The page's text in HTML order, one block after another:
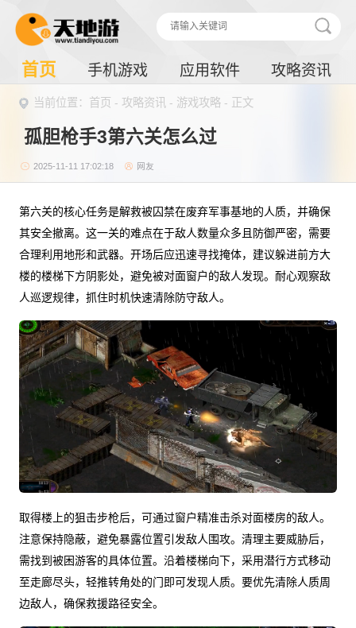
首页 手机游戏 应用软件 攻略资讯
当前位置： 首页 - 攻略资讯 - 游戏攻略 - 正文
孤胆枪手3第六关怎么过
2025-11-11 17:02:18 网友
第六关的核心任务是解救被囚禁在废弃军事基地的人质，并确保
其安全撤离。这一关的难点在于敌人数量众多且防御严密，需要
合理利用地形和武器。开场后应迅速寻找掩体，建议躲进前方大
楼的楼梯下方阴影处，避免被对面窗户的敌人发现。耐心观察敌
人巡逻规律，抓住时机快速清除防守敌人。
取得楼上的狙击步枪后，可通过窗户精准击杀对面楼房的敌人。
注意保持隐蔽，避免暴露位置引发敌人围攻。清理主要威胁后，
需找到被困游客的具体位置。沿着楼梯向下，采用潜行方式移动
至走廊尽头，轻推转角处的门即可发现人质。要优先清除人质周
边敌人，确保救援路径安全。